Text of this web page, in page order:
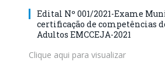
Edital Nº 001/2021-Exame
certificação de competências
Adultos EMCCEJA-2021
Clique aqui para visualizar